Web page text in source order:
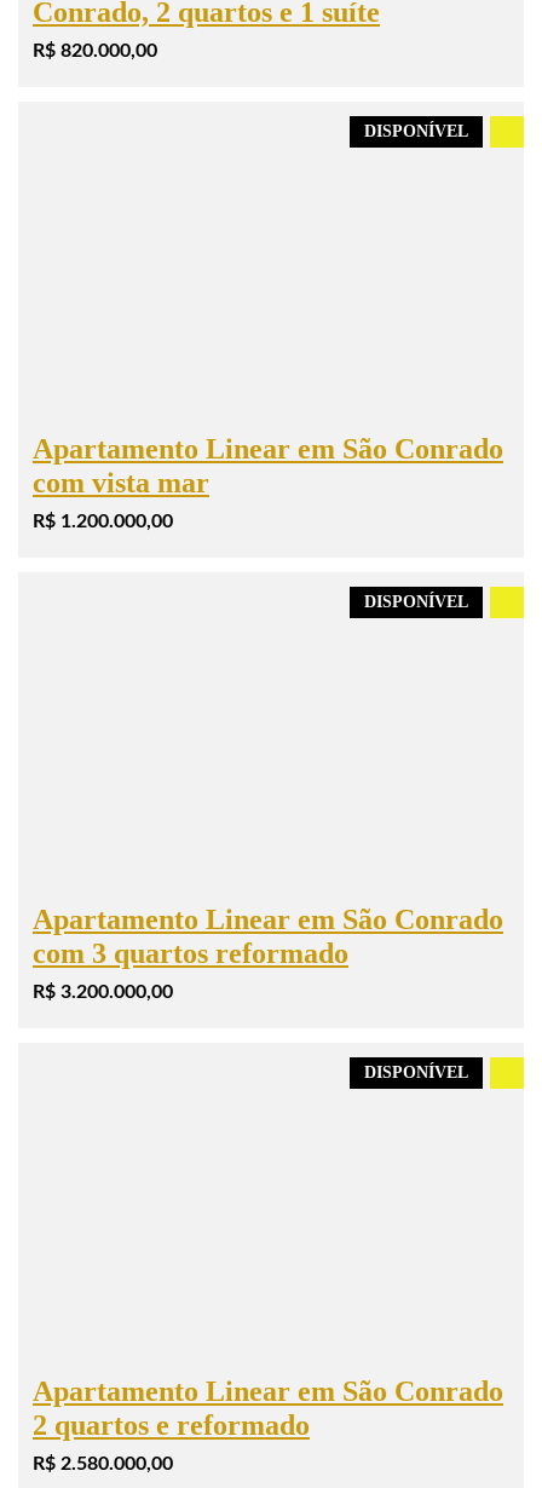
Conrado, 2 quartos e 1 suíte
R$ 820.000,00
DISPONÍVEL
Apartamento Linear em São Conrado
com vista mar
R$ 1.200.000,00
DISPONÍVEL
Apartamento Linear em São Conrado
com 3 quartos reformado
R$ 3.200.000,00
DISPONÍVEL
Apartamento Linear em São Conrado
2 quartos e reformado
R$ 2.580.000,00